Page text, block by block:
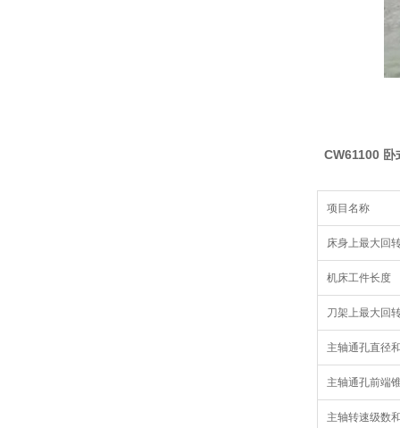
CW61100 卧
项目名称
床身上最大回
机床工件长度
刀架上最大回
主轴通孔直径
主轴通孔前端
主轴转速级数